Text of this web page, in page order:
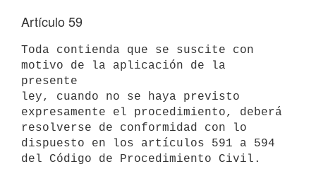
Artículo 59
Toda contienda que se suscite con
motivo de la aplicación de la
presente
ley, cuando no se haya previsto
expresamente el procedimiento, deberá
resolverse de conformidad con lo
dispuesto en los artículos 591 a 594